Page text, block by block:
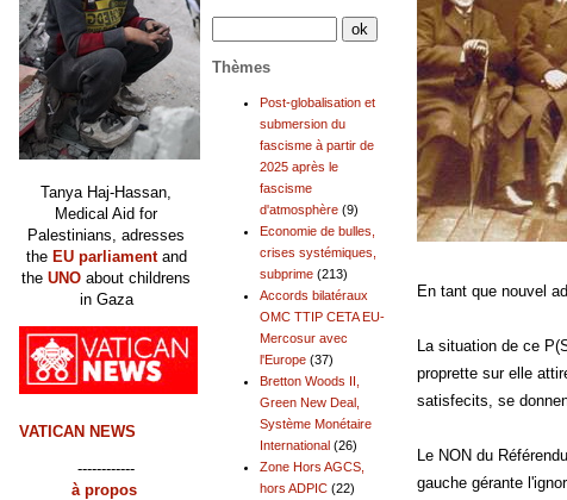
En tant que nouvel
La situation de ce
proprette sur elle
satisfecits, se
Le NON du
gauche gérante
Thèmes
Post-globalisation et
submersion du
fascisme à partir de
2025 après le
fascisme
d'atmosphère (9)
Economie de bulles,
crises systémiques,
subprime (213)
Accords bilatéraux
OMC TTIP CETA EU-
Mercosur avec
l'Europe (37)
Bretton Woods II,
Green New Deal,
Système Monétaire
International (26)
Zone Hors AGCS,
hors ADPIC (22)
Tanya Haj-Hassan,
Medical Aid for
Palestinians, adresses
the EU parliamentand
the UNO about childrens
in Gaza
VATICAN NEWS
------------
à propos